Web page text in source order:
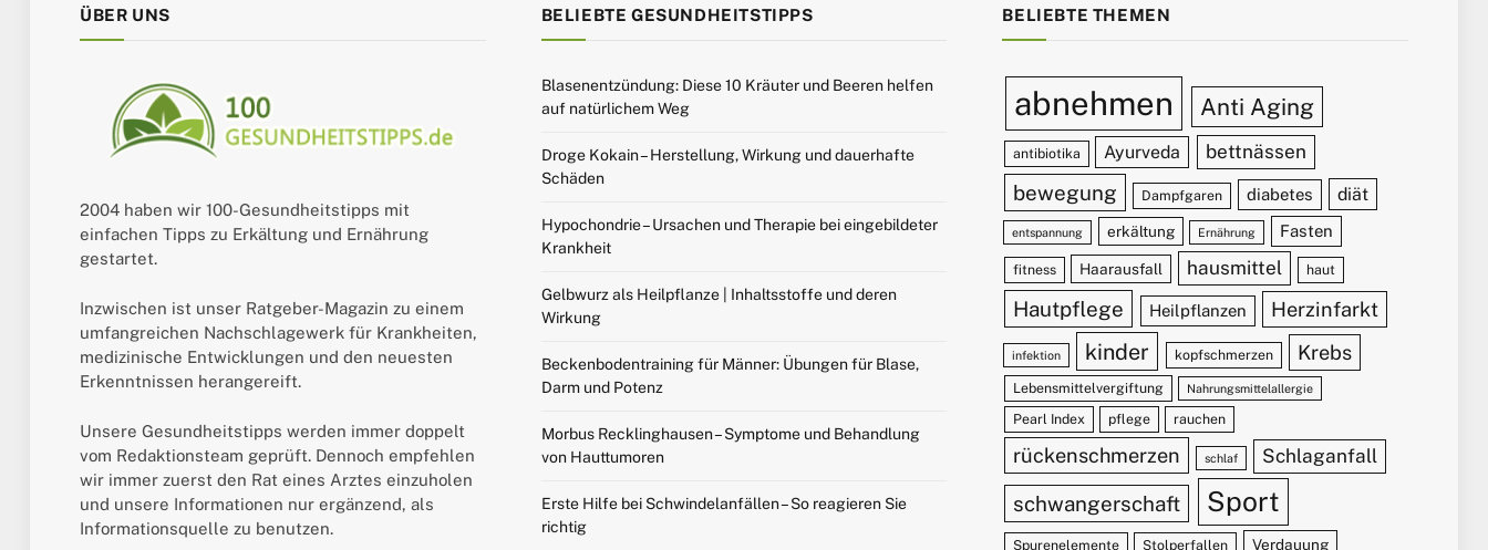
ÜBER UNS
2004 haben wir 100-Gesundheitstipps mit
einfachen Tipps zu Erkältung und Ernährung
gestartet.
Inzwischen ist unser Ratgeber-Magazin zu einem
umfangreichen Nachschlagewerk für Krankheiten,
medizinische Entwicklungen und den neuesten
Erkenntnissen herangereift.
Unsere Gesundheitstipps werden immer doppelt
vom Redaktionsteam geprüft. Dennoch empfehlen
wir immer zuerst den Rat eines Arztes einzuholen
und unsere Informationen nur ergänzend, als
Informationsquelle zu benutzen.
BELIEBTE GESUNDHEITSTIPPS
Blasenentzündung: Diese 10 Kräuter und Beeren helfen
auf natürlichem Weg
Droge Kokain – Herstellung, Wirkung und dauerhafte
Schäden
Hypochondrie – Ursachen und Therapie bei eingebildeter
Krankheit
Gelbwurz als Heilpflanze | Inhaltsstoffe und deren
Wirkung
Beckenbodentraining für Männer: Übungen für Blase,
Darm und Potenz
Morbus Recklinghausen – Symptome und Behandlung
von Hauttumoren
Erste Hilfe bei Schwindelanfällen – So reagieren Sie
richtig
BELIEBTE THEMEN
abnehmen Anti Aging
antibiotika Ayurveda bettnässen
bewegung Dampfgaren diabetes diät
entspannung erkältung Ernährung Fasten
fitness Haarausfall hausmittel haut
Hautpflege Heilpflanzen Herzinfarkt
infektion kinder kopfschmerzen Krebs
Lebensmittelvergiftung Nahrungsmittelallergie
Pearl Index pflege rauchen
rückenschmerzen schlaf Schlaganfall
schwangerschaft Sport
Spurenelemente Stolperfallen Verdauung